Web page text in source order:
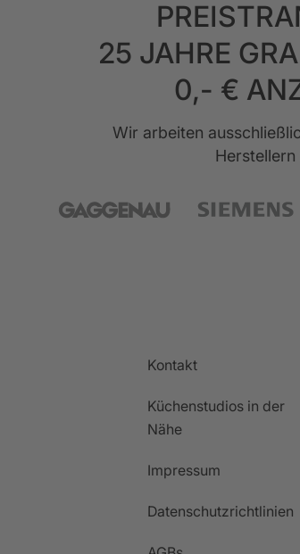
25 JAHRE
0,- €
Wir arbeiten
Kontakt
Küchenstudios in der
Nähe
Impressum
Datenschutzrichtlinien